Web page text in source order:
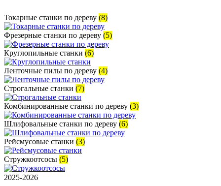
Токарные станки по дереву (8)
Фрезерные станки по дереву (5)
Круглопильные станки (6)
Ленточные пилы по дереву (4)
Строгальные станки (7)
Комбинированные станки по дереву (3)
Шлифовальные станки по дереву (6)
Рейсмусовые станки (3)
Стружкоотсосы (5)
2025-2026